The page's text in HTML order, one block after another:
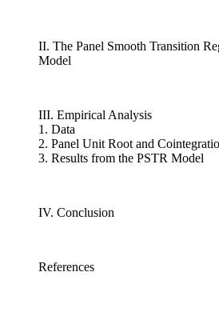
II. The Panel Smooth Transition
Model
III. Empirical Analysis
1. Data
2. Panel Unit Root and
3. Results from the PSTR Model
IV. Conclusion
References